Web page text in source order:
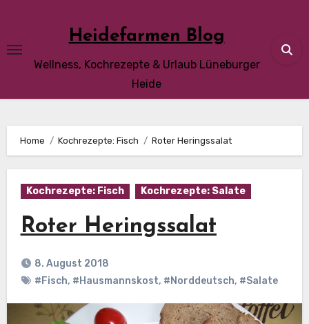
content
Heidefarmen Blog
Wellness, Kochrezepte & Urlaub Lüneburger
Heide
Home Kochrezepte: Fisch Roter Heringssalat
Kochrezepte: Fisch Kochrezepte: Salate
Roter Heringssalat
8. August 2018
#Fisch, #Hausmannskost, #Norddeutsch, #Salate